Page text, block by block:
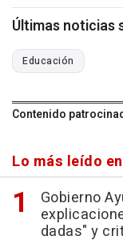
Últimas noticias
Educación
Contenido
Lo más leído
Gobierno
dadas" y